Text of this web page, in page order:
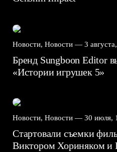
Новости, Новости — 3
Бренд Sungboon Editor
«Истории игрушек 5»
Новости, Новости — 30 июля,
Стартовали съемки
Виктором Хориняком и